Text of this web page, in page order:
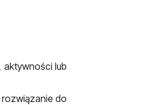
lub
do